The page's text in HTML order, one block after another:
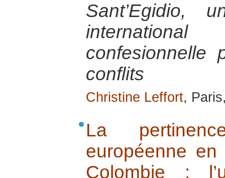
Sant’Egidio,
confesionnelle
conflits
Christine Leffort,
La
européenne
Colombie :